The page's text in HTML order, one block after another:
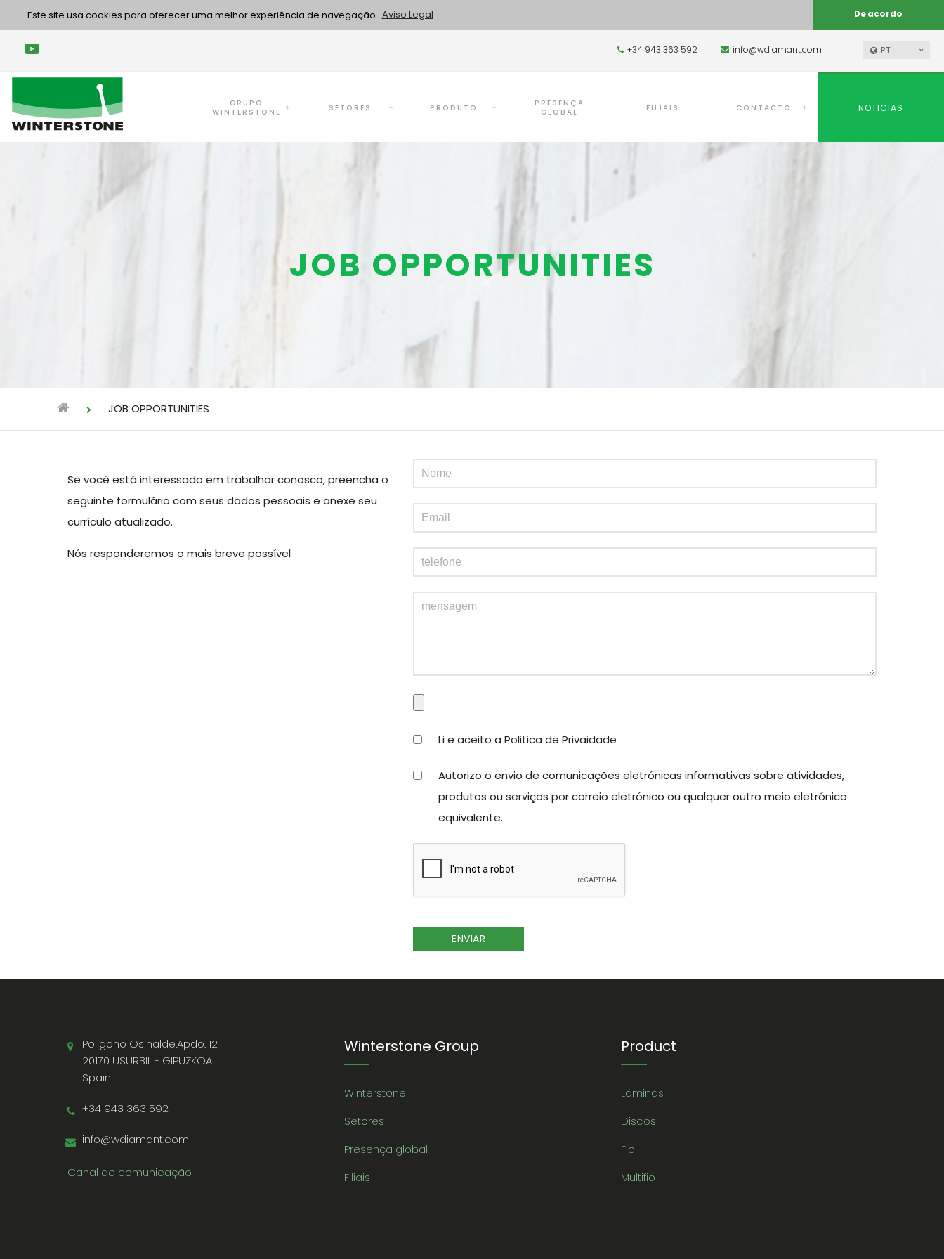
Este site usa cookies para oferecer uma melhor experiência de navegação. Aviso Legal De acordo
+34 943 363 592 info@wdiamant.com PT
GRUPO
WINTERSTONE
SETORES PRODUTO
PRESENÇA
GLOBAL
FILIAIS CONTACTO NOTICIAS
JOB OPPORTUNITIES
JOB OPPORTUNITIES
Se você está interessado em trabalhar conosco, preencha o
seguinte formulário com seus dados pessoais e anexe seu
currículo atualizado.
Nós responderemos o mais breve possível
Li e aceito a Politica de Privaidade
Autorizo o envio de comunicações eletrónicas informativas sobre atividades,
produtos ou serviços por correio eletrónico ou qualquer outro meio eletrónico
equivalente.
ENVIAR
Poligono Osinalde.Apdo. 12
20170 USURBIL - GIPUZKOA
Spain
+34 943 363 592
info@wdiamant.com
Canal de comunicação
Winterstone Group
Winterstone
Setores
Presença global
Filiais
Product
Láminas
Discos
Fio
Multifio